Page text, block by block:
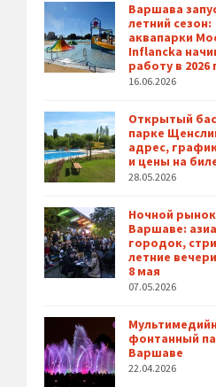
Варшава
летний сезон:
аквапарки
Inflancka
работу в 2026
16.06.2026
Открытый
парке
адрес,
и цены на
28.05.2026
Ночной
Варшаве:
городок,
летние
8 мая
07.05.2026
фонтанный
Варшаве
22.04.2026